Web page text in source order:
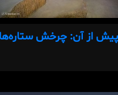
پیش از آن: چرخش